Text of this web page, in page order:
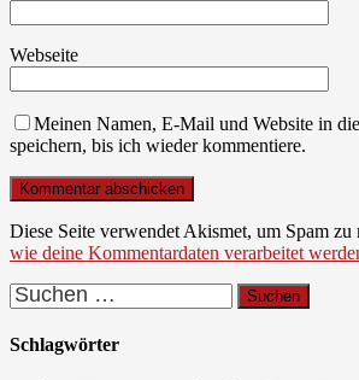
Webseite
Meinen Namen, E-Mail und Website in
speichern, bis ich wieder kommentiere.
Diese Seite verwendet Akismet, um Spam zu
wie deine Kommentardaten verarbeitet
Suchen
nach:
Schlagwörter